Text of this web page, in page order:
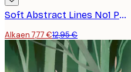
Soft Abstract Lines No1 Poster
Alkaen 7,77 €12,95 €